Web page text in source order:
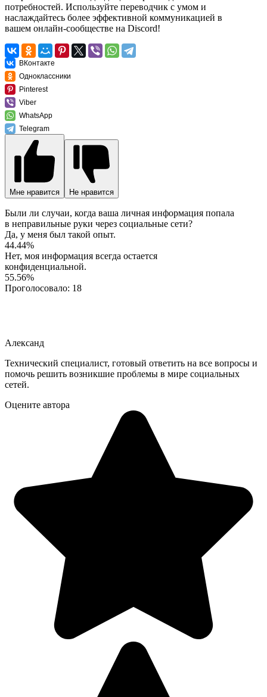
потребностей. Используйте переводчик с умом и
наслаждайтесь более эффективной коммуникацией в
вашем онлайн-сообществе на Discord!
ВКонтакте
Одноклассники
Pinterest
Viber
WhatsApp
Telegram
Мне нравится Не нравится
Были ли случаи, когда ваша личная информация попала
в неправильные руки через социальные сети?
Да, у меня был такой опыт.
44.44%
Нет, моя информация всегда остается
конфиденциальной.
55.56%
Проголосовало: 18
Александ
Технический специалист, готовый ответить на все вопросы и
помочь решить возникшие проблемы в мире социальных
сетей.
Оцените автора